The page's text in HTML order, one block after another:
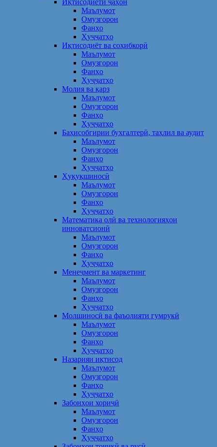
Иқтисодиёти ҷаҳон
Маълумот
Омузгорон
Фанҳо
Ҳуҷҷатҳо
Иқтисодиёт ва соҳибкорӣ
Маълумот
Омузгорон
Фанҳо
Ҳуҷҷатҳо
Молия ва қарз
Маълумот
Омузгорон
Фанҳо
Ҳуҷҷатҳо
Баҳисобгирии бухгалтерӣ, таҳлил ва аудит
Маълумот
Омузгорон
Фанҳо
Ҳуҷҷатҳо
Ҳуқуқшиносӣ
Маълумот
Омузгорон
Фанҳо
Ҳуҷҷатҳо
Математика олӣ ва технологияҳои
инноватсионӣ
Маълумот
Омузгорон
Фанҳо
Ҳуҷҷатҳо
Менеҷмент ва маркетинг
Маълумот
Омузгорон
Фанҳо
Ҳуҷҷатҳо
Молшиносӣ ва фаъолияти гумрукӣ
Маълумот
Омузгорон
Фанҳо
Ҳуҷҷатҳо
Назарияи иқтисод
Маълумот
Омузгорон
Фанҳо
Ҳуҷҷатҳо
Забонҳои хориҷӣ
Маълумот
Омузгорон
Фанҳо
Ҳуҷҷатҳо